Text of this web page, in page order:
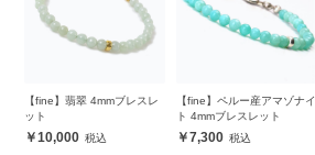
【fine】翡翠 4mmブレスレ
ット
10,000
【fine】ペルー産アマゾナイ
ト 4mmブレスレット
7,300